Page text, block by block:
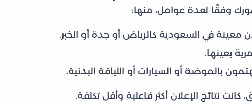
وفقًا لعدة عوامل، منها:
معينة في السعودية كالرياض أو جدة أو الخبر.
بعينها.
بالموضة أو السيارات أو اللياقة البدنية.
نتائج الإعلان أكثر فاعلية وأقل تكلفة.